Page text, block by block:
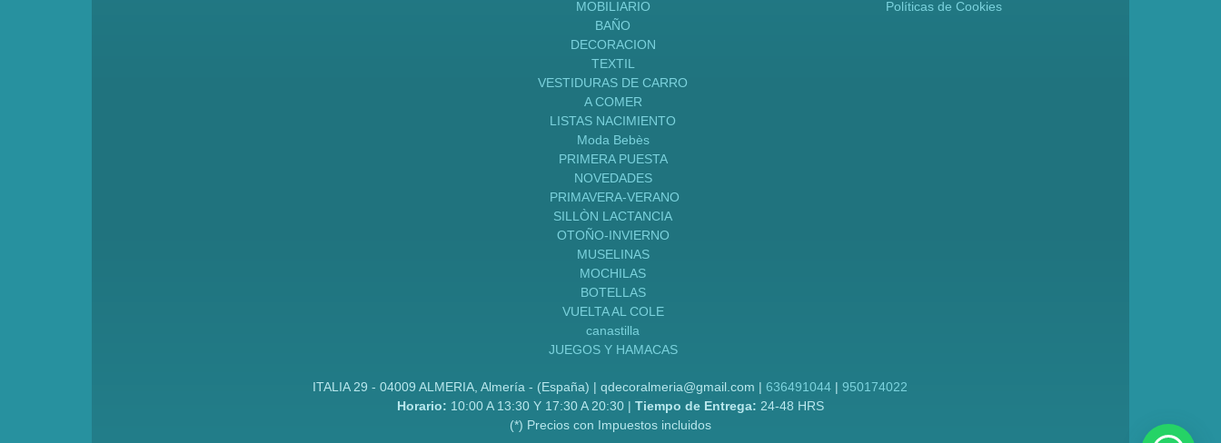
MOBILIARIO
BAÑO
DECORACION
TEXTIL
VESTIDURAS DE CARRO
A COMER
LISTAS NACIMIENTO
Moda Bebès
PRIMERA PUESTA
NOVEDADES
PRIMAVERA-VERANO
SILLÒN LACTANCIA
OTOÑO-INVIERNO
MUSELINAS
MOCHILAS
BOTELLAS
VUELTA AL COLE
canastilla
JUEGOS Y HAMACAS
Políticas de Cookies
ITALIA 29 - 04009 ALMERIA, Almería - (España) | qdecoralmeria@gmail.com |636491044 |950174022
Horario: 10:00 A 13:30 Y 17:30 A 20:30 | Tiempo de Entrega: 24-48 HRS
(*) Precios con Impuestos incluidos